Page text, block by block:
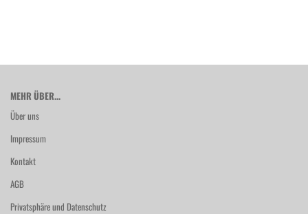
MEHR ÜBER...
Über uns
Impressum
Kontakt
AGB
Privatsphäre und Datenschutz